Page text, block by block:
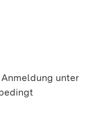
Anmeldung unter